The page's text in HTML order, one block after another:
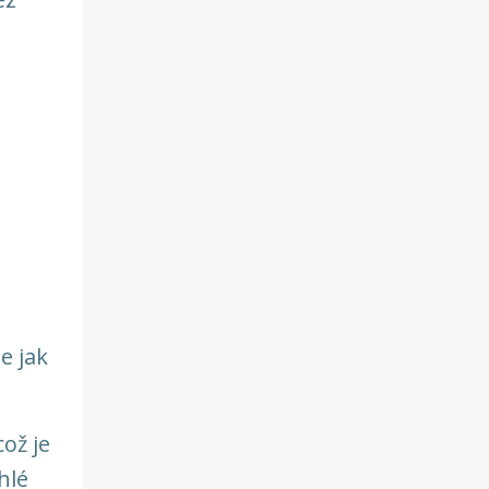
jak
je